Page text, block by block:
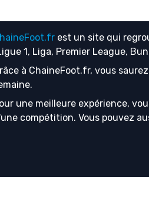
est un site qui
1, Liga, Premier League,
à ChaineFoot.fr, vous
une meilleure expérience,
compétition. Vous pouvez